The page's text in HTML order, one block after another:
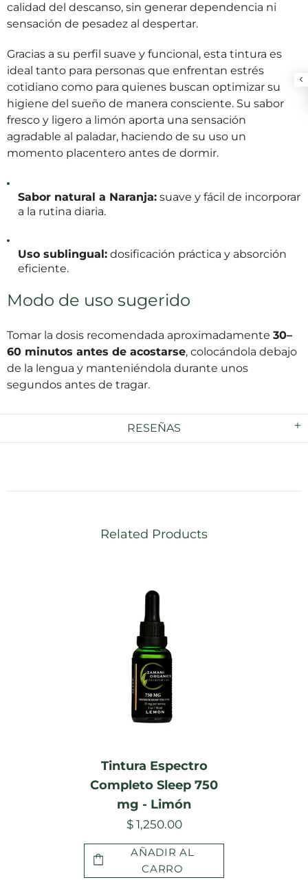
calidad del descanso, sin generar dependencia ni
sensación de pesadez al despertar.
Gracias a su perfil suave y funcional, esta tintura es
ideal tanto para personas que enfrentan estrés
cotidiano como para quienes buscan optimizar su
higiene del sueño de manera consciente. Su sabor
fresco y ligero a limón aporta una sensación
agradable al paladar, haciendo de su uso un
momento placentero antes de dormir.
Sabor natural a Naranja: suave y fácil de incorporar
a la rutina diaria.
Uso sublingual: dosificación práctica y absorción
eficiente.
Modo de uso sugerido
Tomar la dosis recomendada aproximadamente 30–
60 minutos antes de acostarse, colocándola debajo
de la lengua y manteniéndola durante unos
segundos antes de tragar.
RESEÑAS
Related Products
Tintura Espectro
Completo Sleep 750
mg - Limón
$ 1,250.00
AÑADIR AL
CARRO